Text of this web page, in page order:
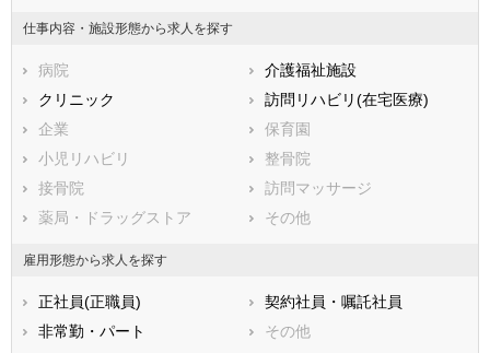
石川県
福井県
静岡県
三重県
滋賀県
大阪府
兵庫県
鳥取県
広島県
徳島県
香川県
愛媛県
鹿児島県
仕事内容・施設形態から求人を探す
病院
介護福祉施設
クリニック
訪問リハビリ(在宅医療)
企業
保育園
小児リハビリ
整骨院
接骨院
訪問マッサージ
薬局・ドラッグストア
その他
雇用形態から求人を探す
正社員(正職員)
契約社員・嘱託社員
非常勤・パート
その他